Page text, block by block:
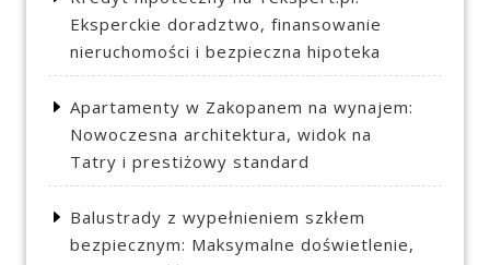
Eksperckie doradztwo, finansowanie
nieruchomości i bezpieczna hipoteka
Apartamenty w Zakopanem na wynajem:
Nowoczesna architektura, widok na
Tatry i prestiżowy standard
Balustrady z wypełnieniem szkłem
bezpiecznym: Maksymalne doświetlenie,